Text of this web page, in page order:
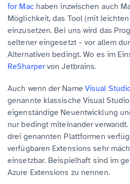
for Machaben inzwischen auch
Möglichkeit, das Tool (mit
einzusetzen. Bei uns wird das
seltener eingesetzt – vor allem
Alternativen bedingt. Wo es im
ReSharpervon Jetbrains.
Auch wenn der Name Visual
genannte klassische Visual
eigenständige Neuentwicklung
nur bedingt miteinander
drei genannten Plattformen
verfügbaren Extensions sehr
einsetzbar. Beispielhaft sind im
Azure Extensions zu nennen.